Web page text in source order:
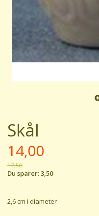
Skål
14,00
17,50
Du sparer:3,50
2,6 cm i diameter